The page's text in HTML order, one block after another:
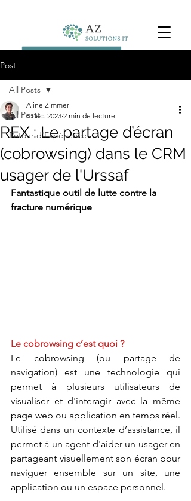
Post
All Posts
Retour d'Expérience
All Posts
REX : Le partage d’écran
(cobrowsing) dans le CRM
usager de l'Urssaf
Aline Zimmer
8 déc. 2023 2 min de lecture
Fantastique outil de lutte contre la
fracture numérique
Le cobrowsing c’est quoi ?
Le cobrowsing (ou partage de
navigation) est une technologie qui
permet à plusieurs utilisateurs de
visualiser et d'interagir avec la même
page web ou application en temps réel.
Utilisé dans un contexte d’assistance, il
permet à un agent d'aider un usager en
partageant visuellement son écran pour
naviguer ensemble sur un site, une
application ou un espace personnel.